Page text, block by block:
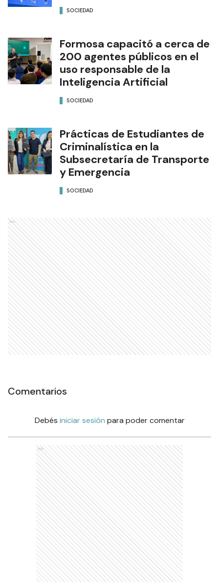
SOCIEDAD
Formosa capacitó a cerca de
200 agentes públicos en el
uso responsable de la
Inteligencia Artificial
SOCIEDAD
Prácticas de Estudiantes de
Criminalística en la
Subsecretaría de Transporte
y Emergencia
SOCIEDAD
Ads
Comentarios
Debés iniciar sesión para poder comentar
Ads